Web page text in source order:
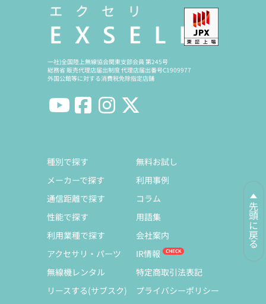
先頭に戻る
一社)全国陸上無線協会関東支部会員 第245号
総務省 販売代理店届出制度 代理店届出番号C1909977
外国公館等に対する消費税免除指定店舗
種別で探す
メーカーで探す
通信距離で探す
性能で探す
利用業種で探す
アクセサリ・パーツ
無線機レンタル
リースする(サブスク)
無料お試し
利用事例
コラム
用語集
会社案内
IR情報
特定商取引法表記
プライバシーポリシー